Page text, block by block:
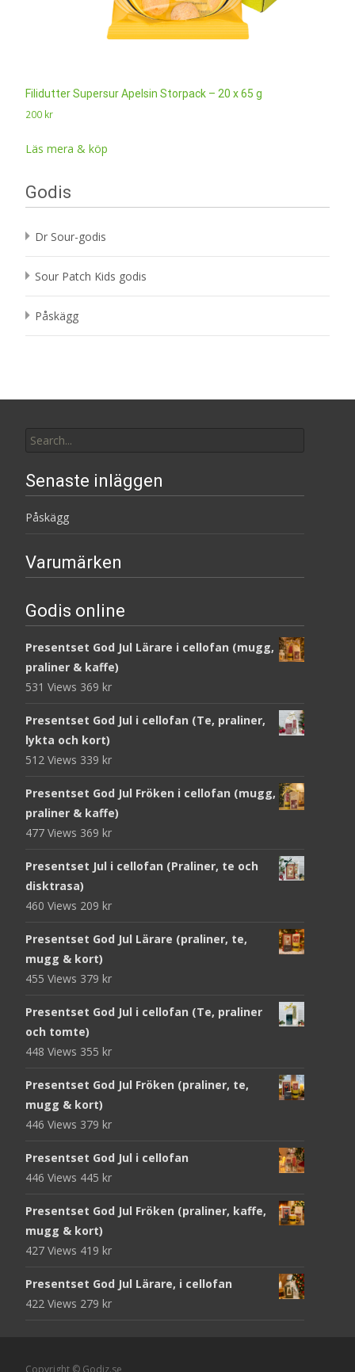
Filidutter Supersur Apelsin Storpack – 20 x 65 g
200 kr
Läs mera & köp
Godis
Dr Sour-godis
Sour Patch Kids godis
Påskägg
for:
Senaste inläggen
Påskägg
Varumärken
Godis online
Presentset God Jul Lärare i cellofan (mugg,
praliner & kaffe)
531 Views 369 kr
Presentset God Jul i cellofan (Te, praliner,
lykta och kort)
512 Views 339 kr
Presentset God Jul Fröken i cellofan (mugg,
praliner & kaffe)
477 Views 369 kr
Presentset Jul i cellofan (Praliner, te och
disktrasa)
460 Views 209 kr
Presentset God Jul Lärare (praliner, te,
mugg & kort)
455 Views 379 kr
Presentset God Jul i cellofan (Te, praliner
och tomte)
448 Views 355 kr
Presentset God Jul Fröken (praliner, te,
mugg & kort)
446 Views 379 kr
Presentset God Jul i cellofan
446 Views 445 kr
Presentset God Jul Fröken (praliner, kaffe,
mugg & kort)
427 Views 419 kr
Presentset God Jul Lärare, i cellofan
422 Views 279 kr
Copyright © Godiz.se